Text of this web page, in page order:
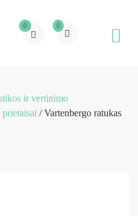
0 0
ir vertinimo
/ Vartenbergo ratukas